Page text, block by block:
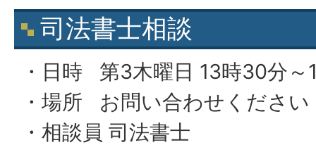
司法書士相談
・日時 第3木曜日 13時30分～
・場所 お問い合わせください
・相談員 司法書士